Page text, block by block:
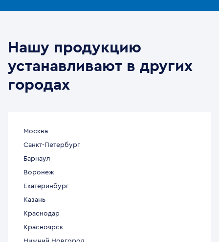
Нашу продукцию
устанавливают в других
городах
Москва
Санкт-Петербург
Барнаул
Воронеж
Екатеринбург
Казань
Краснодар
Красноярск